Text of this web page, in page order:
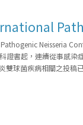
Neisseria
證書起，連續從事感
雙球菌疾病相關之投